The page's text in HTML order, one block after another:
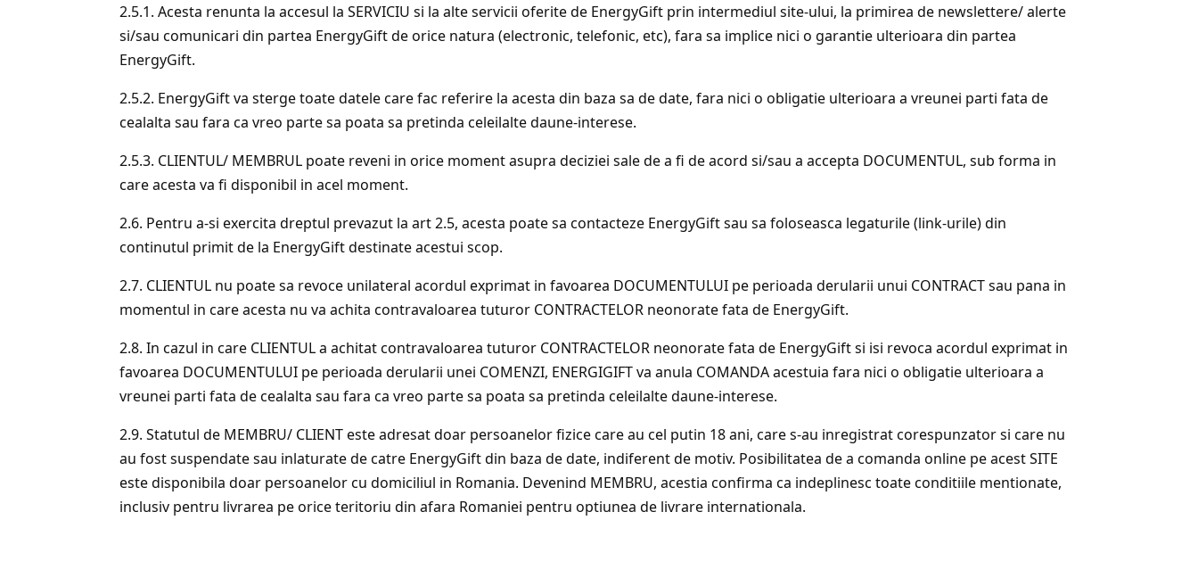
2.5.1. Acesta renunta la accesul la SERVICIU si la alte servicii oferite de EnergyGift prin intermediul site-ului, la primirea de newslettere/ alerte
si/sau comunicari din partea EnergyGift de orice natura (electronic, telefonic, etc), fara sa implice nici o garantie ulterioara din partea
EnergyGift.
2.5.2. EnergyGift va sterge toate datele care fac referire la acesta din baza sa de date, fara nici o obligatie ulterioara a vreunei parti fata de
cealalta sau fara ca vreo parte sa poata sa pretinda celeilalte daune-interese.
2.5.3. CLIENTUL/ MEMBRUL poate reveni in orice moment asupra deciziei sale de a fi de acord si/sau a accepta DOCUMENTUL, sub forma in
care acesta va fi disponibil in acel moment.
2.6. Pentru a-si exercita dreptul prevazut la art 2.5, acesta poate sa contacteze EnergyGift sau sa foloseasca legaturile (link-urile) din
continutul primit de la EnergyGift destinate acestui scop.
2.7. CLIENTUL nu poate sa revoce unilateral acordul exprimat in favoarea DOCUMENTULUI pe perioada derularii unui CONTRACT sau pana in
momentul in care acesta nu va achita contravaloarea tuturor CONTRACTELOR neonorate fata de EnergyGift.
2.8. In cazul in care CLIENTUL a achitat contravaloarea tuturor CONTRACTELOR neonorate fata de EnergyGift si isi revoca acordul exprimat in
favoarea DOCUMENTULUI pe perioada derularii unei COMENZI, ENERGIGIFT va anula COMANDA acestuia fara nici o obligatie ulterioara a
vreunei parti fata de cealalta sau fara ca vreo parte sa poata sa pretinda celeilalte daune-interese.
2.9. Statutul de MEMBRU/ CLIENT este adresat doar persoanelor fizice care au cel putin 18 ani, care s-au inregistrat corespunzator si care nu
au fost suspendate sau inlaturate de catre EnergyGift din baza de date, indiferent de motiv. Posibilitatea de a comanda online pe acest SITE
este disponibila doar persoanelor cu domiciliul in Romania. Devenind MEMBRU, acestia confirma ca indeplinesc toate conditiile mentionate,
inclusiv pentru livrarea pe orice teritoriu din afara Romaniei pentru optiunea de livrare internationala.